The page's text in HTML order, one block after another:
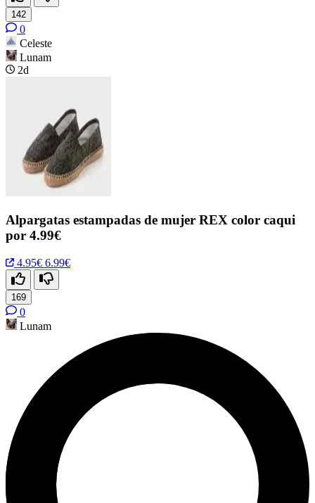
142
0
Celeste
Lunam
2d
Alpargatas estampadas de mujer REX color caqui
por 4.99€
4.95€ 6.99€
169
0
Lunam